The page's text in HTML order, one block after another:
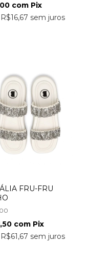
R$16,67 sem juros
com Pix
FRU-FRU
R$61,67 sem juros
com Pix